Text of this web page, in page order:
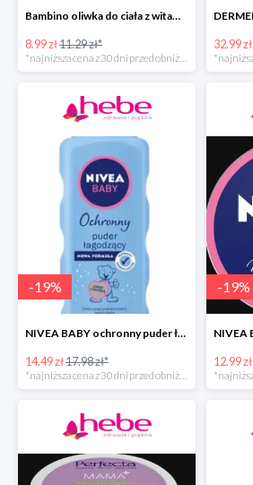
Bambino oliwka do ciała z witaminą F
8.99 zł11.29 zł* 32.99 zł
-19%
NIVEA BABY ochronny puder łagodzący dla dzieci
14.49 zł17.98 zł*
*najniższa cena z 30 dni przed obniżką
-19%
12.99 zł